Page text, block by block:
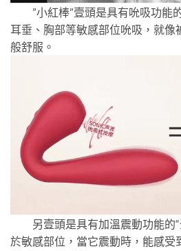
”小紅棒”壹頭是具有吮吸功能的
耳垂、胸部等敏感部位吮吸，就像
般舒服。
另壹頭是具有加溫震動功能的“
於敏感部位，當它震動時，能感受